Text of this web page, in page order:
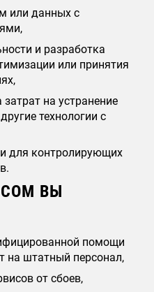
или данных с
и разработка
или принятия
на устранение
технологии с
для контролирующих
ВЫ
помощи
на штатный персонал,
от сбоев,